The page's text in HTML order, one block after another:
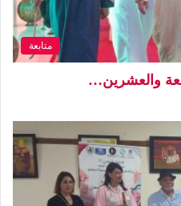
متابعة
والعشرين…